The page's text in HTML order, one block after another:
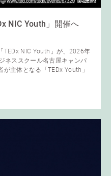
NIC Youth」開催へ
TEDx NIC Youth」が、2026年
ネススクール名古屋キャンパ
主体となる「TEDx Youth」